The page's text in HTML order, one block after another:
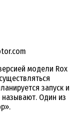
модели Rox
запуск и
Один из